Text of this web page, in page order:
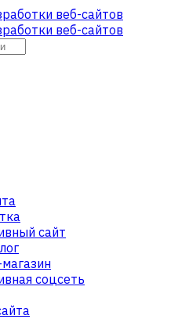
сайт
соцсеть